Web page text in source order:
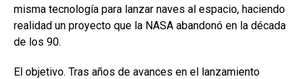
misma tecnología para lanzar naves al espacio, haciendo
realidad un proyecto que la NASA abandonó en la década
de los 90.
El objetivo. Tras años de avances en el lanzamiento